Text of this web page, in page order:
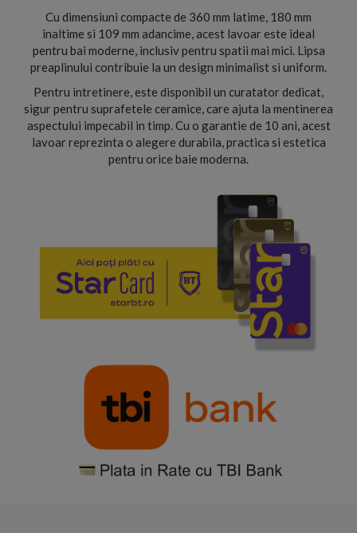
Cu dimensiuni compacte de 360 mm latime, 180 mm
inaltime si 109 mm adancime, acest lavoar este ideal
pentru bai moderne, inclusiv pentru spatii mai mici. Lipsa
preaplinului contribuie la un design minimalist si uniform.
Pentru intretinere, este disponibil un curatator dedicat,
sigur pentru suprafetele ceramice, care ajuta la mentinerea
aspectului impecabil in timp. Cu o garantie de 10 ani, acest
lavoar reprezinta o alegere durabila, practica si estetica
pentru orice baie moderna.